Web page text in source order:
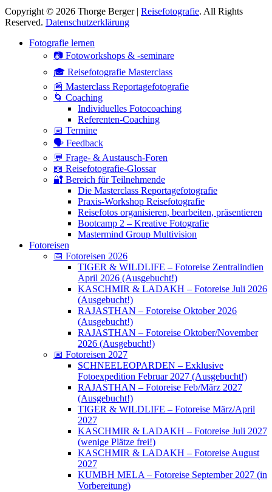
Copyright © 2026 Thorge Berger | Reisefotografie. All Rights
Reserved. Datenschutzerklärung
scrollenFotografie lernen
📷 Fotoworkshops & -seminare
🎓 Reisefotografie Masterclass
📰 Masterclass Reportagefotografie
🌀 Coaching
Individuelles Fotocoaching
Referenten-Coaching
📅 Termine
🗣 Feedback
💬 Frage- & Austausch-Foren
📖 Reisefotografie-Glossar
🔐 Bereich für Teilnehmende
Die Masterclass Reportagefotografie
Praxis-Workshop Reisefotografie
Reisefotos organisieren, bearbeiten, präsentieren
Bootcamp 2 – Kreative Fotografie
Mastermind Group Multivision
Fotoreisen
📅 Fotoreisen 2026
TIGER & WILDLIFE – Fotoreise Zentralindien
April 2026 (Ausgebucht!)
KASCHMIR & LADAKH – Fotoreise Juli 2026
(Ausgebucht!)
RAJASTHAN – Fotoreise Oktober 2026
(Ausgebucht!)
RAJASTHAN – Fotoreise Oktober/November
2026 (Ausgebucht!)
📅 Fotoreisen 2027
SCHNEELEOPARDEN – Exklusive
Fotoexpedition Februar 2027 (Ausgebucht!)
RAJASTHAN – Fotoreise Feb/März 2027
(Ausgebucht!)
TIGER & WILDLIFE – Fotoreise März/April
2027
KASCHMIR & LADAKH – Fotoreise Juli 2027
(wenige Plätze frei!)
KASCHMIR & LADAKH – Fotoreise August
2027
KUMBH MELA – Fotoreise September 2027 (in
Vorbereitung)